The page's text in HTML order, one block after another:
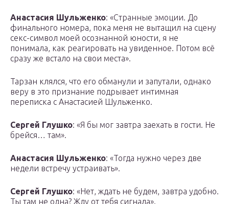
Анастасия Шульженко: «Странные эмоции. До
финального номера, пока меня не вытащил на сцену
секс-символ моей осознанной юности, я не
понимала, как реагировать на увиденное. Потом всё
сразу же встало на свои места».
Тарзан клялся, что его обманули и запутали, однако
веру в это признание подрывает интимная
переписка с Анастасией Шульженко.
Сергей Глушко: «Я бы мог завтра заехать в гости. Не
брейся… там».
Анастасия Шульженко: «Тогда нужно через две
недели встречу устраивать».
Сергей Глушко: «Нет, ждать не будем, завтра удобно.
Ты там не одна? Жду от тебя сигнала».